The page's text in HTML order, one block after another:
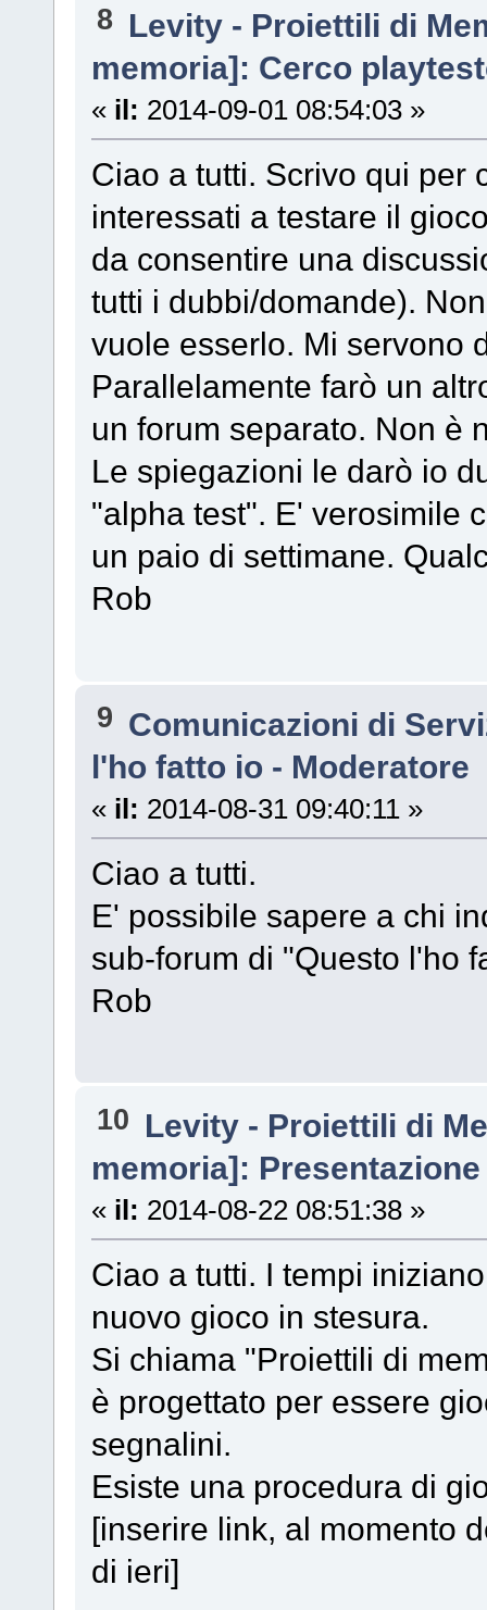
8 Levity - Proiettili di
memoria]: Cerco
« il: 2014-09-01 08:54:03 »
Ciao a tutti. Scrivo qui per
interessati a testare il
da consentire una
tutti i dubbi/domande).
vuole esserlo. Mi servono
Parallelamente farò un
un forum separato. Non è
Le spiegazioni le darò io
"alpha test". E' verosimile
un paio di settimane.
Rob
9 Comunicazioni di
l'ho fatto io - Moderatore
« il: 2014-08-31 09:40:11 »
Ciao a tutti.
E' possibile sapere a chi
sub-forum di "Questo l'ho
Rob
10 Levity - Proiettili di
memoria]: Presentazione
« il: 2014-08-22 08:51:38 »
Ciao a tutti. I tempi
nuovo gioco in stesura.
Si chiama "Proiettili di
è progettato per essere
segnalini.
Esiste una procedura di
[inserire link, al momento
di ieri]